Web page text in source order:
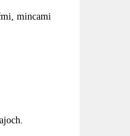
mincami